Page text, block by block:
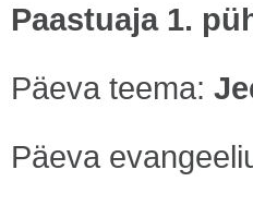
Paastuaja 1.
Päeva teema:
Päeva